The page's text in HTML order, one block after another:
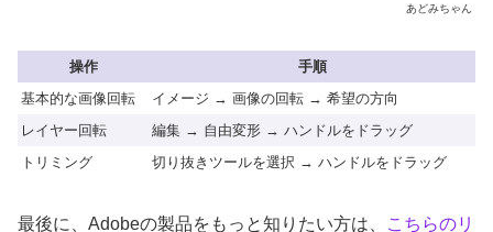
あどみちゃん
操作
手順
基本的な画像回転
イメージ → 画像の回転 → 希望の方向
レイヤー回転
編集 → 自由変形 → ハンドルをドラッグ
トリミング
切り抜きツールを選択 → ハンドルをドラッグ
最後に、Adobeの製品をもっと知りたい方は、 こちらのリ